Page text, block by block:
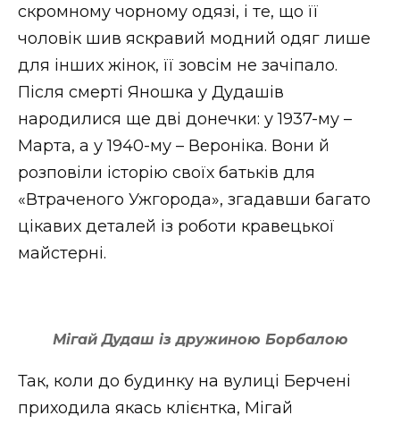
скромному чорному одязі, і те, що її
чоловік шив яскравий модний одяг лише
для інших жінок, її зовсім не зачіпало.
Після смерті Яношка у Дудашів
народилися ще дві донечки: у 1937-му –
Марта, а у 1940-му – Вероніка. Вони й
розповіли історію своїх батьків для
«Втраченого Ужгорода», згадавши багато
цікавих деталей із роботи кравецької
майстерні.
Мігай Дудаш із дружиною Борбалою
Так, коли до будинку на вулиці Берчені
приходила якась клієнтка, Мігай